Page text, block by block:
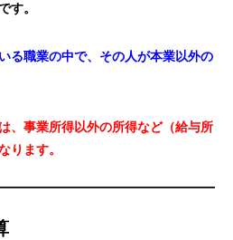
す。
る職業の中で、その人が本業以外の
、事業所得以外の所得など（給与所
ります。